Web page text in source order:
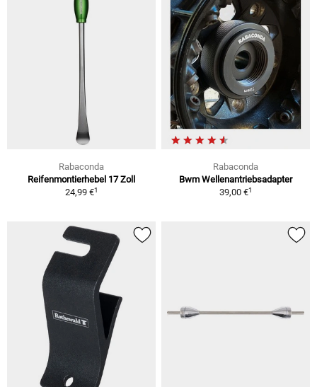
Rabaconda
Reifenmontierhebel 17 Zoll
24,99 €1
Rabaconda
Bwm Wellenantriebsadapter
39,00 €1